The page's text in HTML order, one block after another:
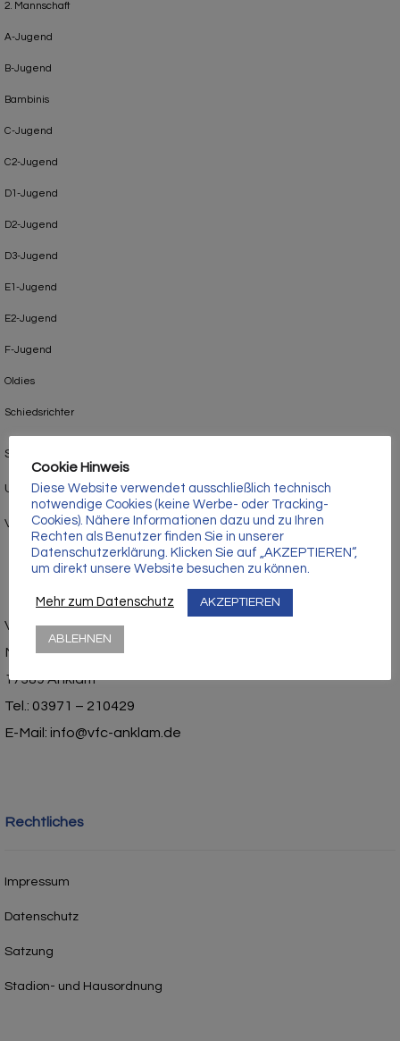
2. Mannschaft
A-Jugend
B-Jugend
Bambinis
C-Jugend
C2-Jugend
D1-Jugend
D2-Jugend
D3-Jugend
E1-Jugend
E2-Jugend
F-Jugend
Oldies
Schiedsrichter
Sponsoren
Uncategorized
Verein
Vorpommerscher Fußballclub Anklam e.V.
Mühlenstraße 1
17389 Anklam
Tel.: 03971 – 210429
E-Mail: info@vfc-anklam.de
Rechtliches
Impressum
Datenschutz
Satzung
Stadion- und Hausordnung
Cookie Hinweis
Diese Website verwendet ausschließlich technisch
notwendige Cookies (keine Werbe- oder Tracking-
Cookies). Nähere Informationen dazu und zu Ihren
Rechten als Benutzer finden Sie in unserer
Datenschutzerklärung. Klicken Sie auf „AKZEPTIEREN“,
um direkt unsere Website besuchen zu können.
Mehr zum Datenschutz AKZEPTIEREN
ABLEHNEN